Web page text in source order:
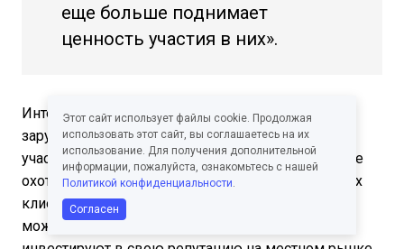
еще больше поднимает
ценность участия в них».
Интересно, что агентства, не работающие с
зарубежными компаниями, но при этом
участвующие в международных конкурсах, более
охотно выбирали варианты: «Привлечение новых
клиентов» и «Повышение расценок». Отсюда
можно сделать вывод, что таким образом они
Этот сайт использует файлы cookie. Продолжая
использовать этот сайт, вы соглашаетесь на их
использование. Для получения дополнительной
информации, пожалуйста, ознакомьтесь с нашей
Политикой конфиденциальности.
Согласен